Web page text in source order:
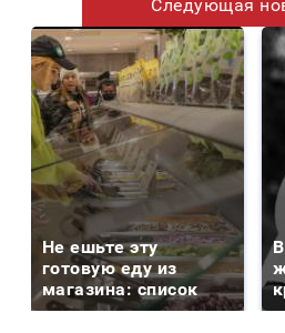
Следующая
Не ешьте эту
готовую еду из
магазина: список